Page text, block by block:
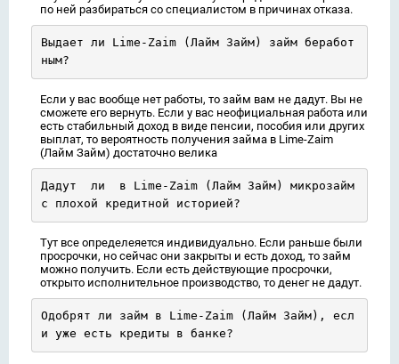
по ней разбираться со специалистом в причинах отказа.
Выдает ли Lime-Zaim (Лайм Займ) займ беработ
ным?
Если у вас вообще нет работы, то займ вам не дадут. Вы не
сможете его вернуть. Если у вас неофициальная работа или
есть стабильный доход в виде пенсии, пособия или других
выплат, то вероятность получения займа в Lime-Zaim
(Лайм Займ) достаточно велика
Дадут  ли  в Lime-Zaim (Лайм Займ) микрозайм
с плохой кредитной историей?
Тут все определеяется индивидуально. Если раньше были
просрочки, но сейчас они закрыты и есть доход, то займ
можно получить. Если есть действующие просрочки,
открыто исполнительное производство, то денег не дадут.
Одобрят ли займ в Lime-Zaim (Лайм Займ), есл
и уже есть кредиты в банке?